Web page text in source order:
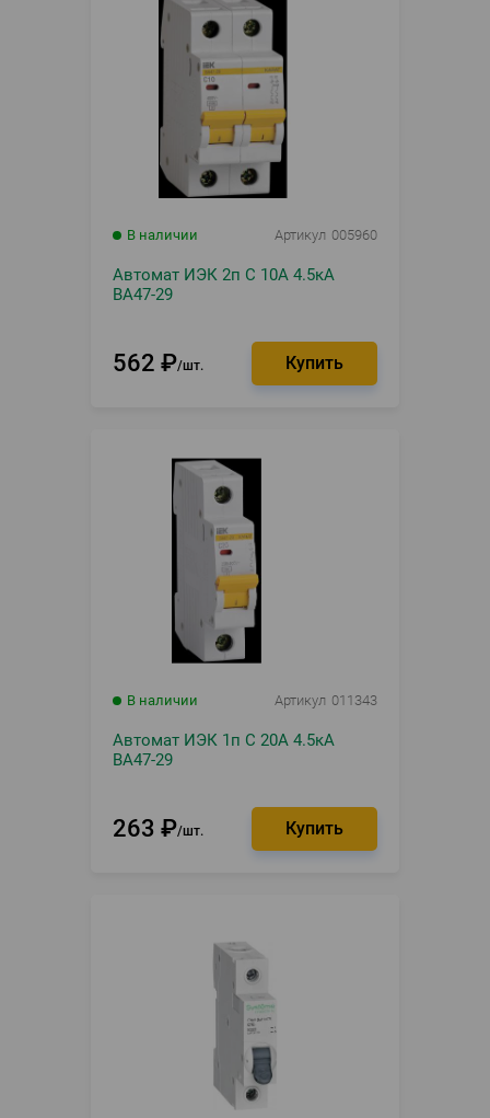
В наличии Артикул 005960
Автомат ИЭК 2п С 10А 4.5кА
ВА47-29
562 ₽ шт.
В наличии Артикул 011343
Автомат ИЭК 1п С 20А 4.5кА
ВА47-29
263 ₽ шт.